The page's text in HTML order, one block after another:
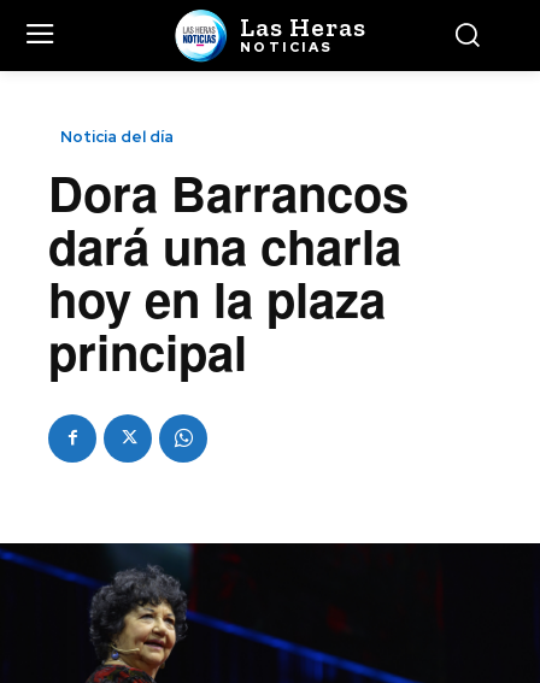
Las Heras
NOTICIAS
Noticia del día
Dora Barrancos
dará una charla
hoy en la plaza
principal